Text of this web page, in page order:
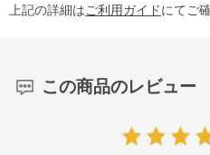
上記の詳細はご利用ガイドにてご
この商品のレビュー